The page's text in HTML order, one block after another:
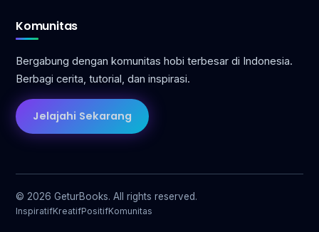
Komunitas
Bergabung dengan komunitas hobi terbesar di Indonesia.
Berbagi cerita, tutorial, dan inspirasi.
Jelajahi Sekarang
© 2026 GeturBooks. All rights reserved.
InspiratifKreatifPositifKomunitas